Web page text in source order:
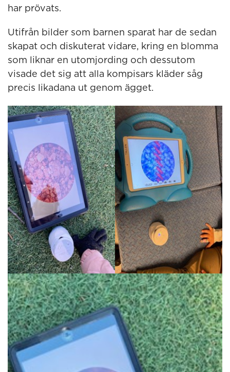
har prövats.
Utifrån bilder som barnen sparat har de sedan
skapat och diskuterat vidare, kring en blomma
som liknar en utomjording och dessutom
visade det sig att alla kompisars kläder såg
precis likadana ut genom ägget.